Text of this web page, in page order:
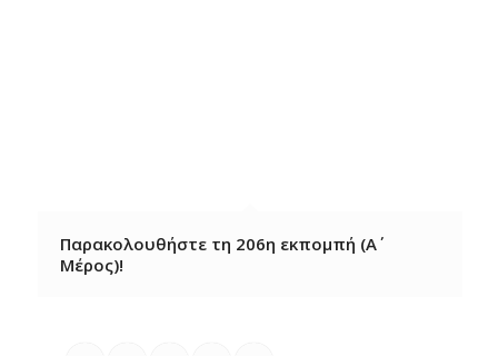
Παρακολουθήστε τη 206η εκπομπή (Α΄
Μέρος)!